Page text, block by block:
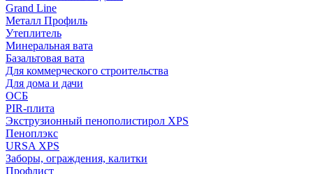
Grand Line
Металл Профиль
Утеплитель
Минеральная вата
Базальтовая вата
Для коммерческого строительства
Для дома и дачи
ОСБ
PIR-плита
Экструзионный пенополистирол XPS
Пеноплэкс
URSA XPS
Заборы, ограждения, калитки
Профлист